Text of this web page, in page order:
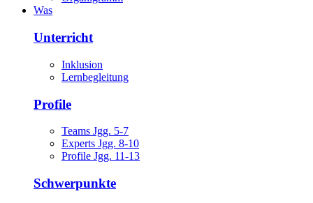
Was
Unterricht
Inklusion
Lernbegleitung
Profile
Teams Jgg. 5-7
Experts Jgg. 8-10
Profile Jgg. 11-13
Schwerpunkte